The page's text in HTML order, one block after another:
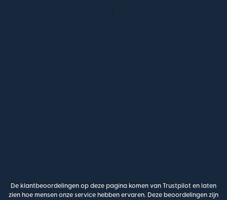
De klantbeoordelingen op deze pagina komen van Trustpilot en laten
zien hoe mensen onze service hebben ervaren. Deze beoordelingen zijn